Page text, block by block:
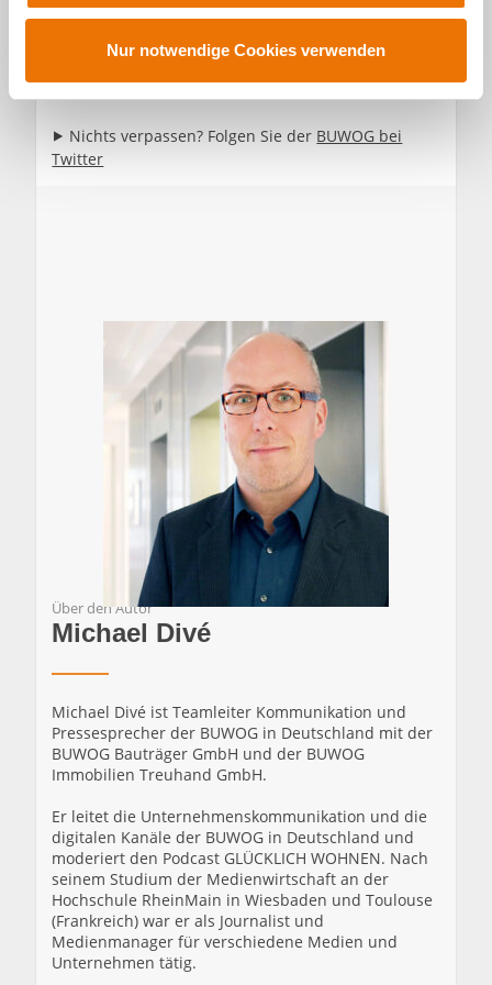
a
Nur notwendige Cookies verwenden
⯈ Nichts verpassen? Folgen Sie der BUWOG bei
Twitter
Über den Autor
Michael Divé
Michael Divé ist Teamleiter Kommunikation und
Pressesprecher der BUWOG in Deutschland mit der
BUWOG Bauträger GmbH und der BUWOG
Immobilien Treuhand GmbH.
Er leitet die Unternehmenskommunikation und die
digitalen Kanäle der BUWOG in Deutschland und
moderiert den Podcast GLÜCKLICH WOHNEN. Nach
seinem Studium der Medienwirtschaft an der
Hochschule RheinMain in Wiesbaden und Toulouse
(Frankreich) war er als Journalist und
Medienmanager für verschiedene Medien und
Unternehmen tätig.